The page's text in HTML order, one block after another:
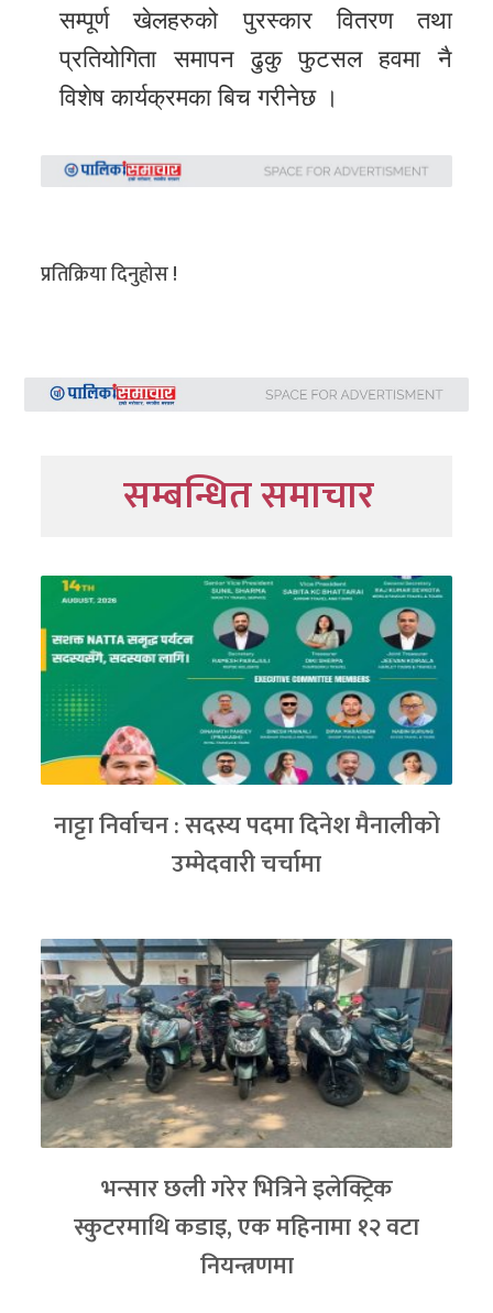
सम्पूर्ण खेलहरुको पुरस्कार वितरण तथा
प्रतियोगिता समापन ढुकु फुटसल हवमा नै
विशेष कार्यक्रमका बिच गरीनेछ ।
प्रतिक्रिया दिनुहोस !
सम्बन्धित समाचार
नाट्टा निर्वाचन : सदस्य पदमा दिनेश मैनालीको
उम्मेदवारी चर्चामा
भन्सार छली गरेर भित्रिने इलेक्ट्रिक
स्कुटरमाथि कडाइ, एक महिनामा १२ वटा
नियन्त्रणमा